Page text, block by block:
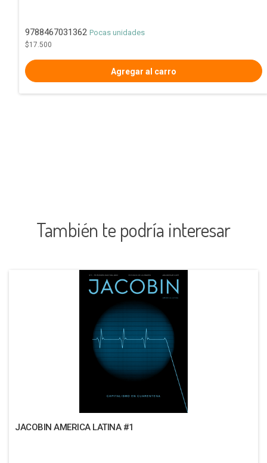
9788467031362 Pocas unidades
$17.500
También te podría interesar
JACOBIN AMERICA LATINA #1